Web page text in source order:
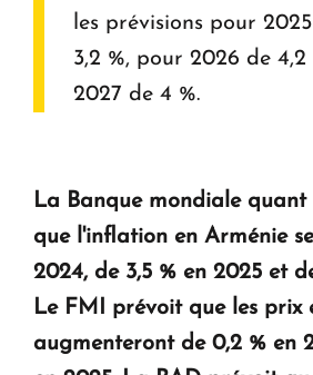
les prévisions pour
3,2 %, pour 2026 de
2027 de 4 %.
La Banque mondiale
que l'inflation en Arménie
2024, de 3,5 % en 2025 et
Le FMI prévoit que les prix
augmenteront de 0,2 % en